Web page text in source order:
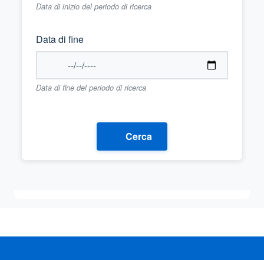
Data di inizio del periodo di ricerca
Data di fine
Data di fine del periodo di ricerca
Cerca